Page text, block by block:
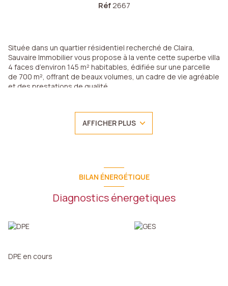
Réf2667
Située dans un quartier résidentiel recherché de Claira,
Sauvaire Immobilier vous propose à la vente cette superbe villa
4 faces d’environ 145 m² habitables, édifiée sur une parcelle
de 700 m², offrant de beaux volumes, un cadre de vie agréable
et des prestations de qualité.
équipée, bénéficie d’un cellier attenant, apportant un véritable
Le rez-de-chaussée dispose également d’une suite parentale
placards intégrés, ainsi qu’une salle d’eau avec WC, offrant un
espace nuit fonctionnel et parfaitement adapté à une vie de
Côté extérieur, la propriété dévoile un jardin clos et joliment
arboré, pensé pour profiter pleinement des beaux jours. Vous
jardin avec électricité, ainsi qu’un carport. La parcelle permet
AFFICHER PLUS
BILAN ÉNERGÉTIQUE
Diagnostics énergetiques
DPE en cours